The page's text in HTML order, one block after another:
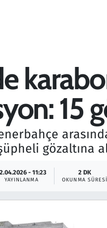
15
gözaltına
- 11:23
YAYINLANMA
2 DK
OKUNMA SÜRESI